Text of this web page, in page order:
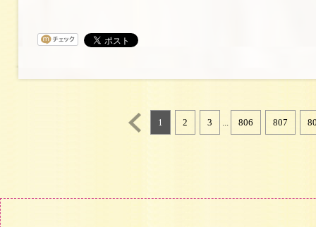
1 2 3 ... 806 807